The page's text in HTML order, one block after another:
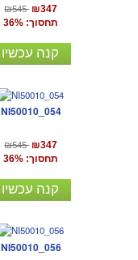
₪545 ₪347
תחסוך: 36%
קנה עכשיו
NI50010_054
₪545 ₪347
תחסוך: 36%
קנה עכשיו
NI50010_056